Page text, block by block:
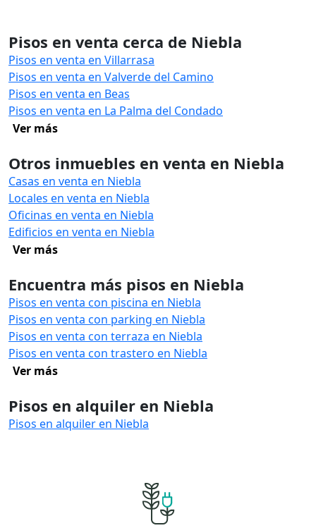
Pisos en venta cerca de Niebla
Pisos en venta en Villarrasa
Pisos en venta en Valverde del Camino
Pisos en venta en Beas
Pisos en venta en La Palma del Condado
Ver más
Otros inmuebles en venta en Niebla
Casas en venta en Niebla
Locales en venta en Niebla
Oficinas en venta en Niebla
Edificios en venta en Niebla
Ver más
Encuentra más pisos en Niebla
Pisos en venta con piscina en Niebla
Pisos en venta con parking en Niebla
Pisos en venta con terraza en Niebla
Pisos en venta con trastero en Niebla
Ver más
Pisos en alquiler en Niebla
Pisos en alquiler en Niebla